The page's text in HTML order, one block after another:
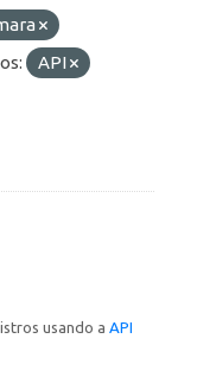
API
usando a API